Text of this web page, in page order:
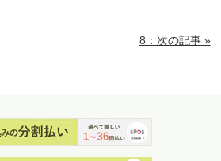
8：次の記事 »